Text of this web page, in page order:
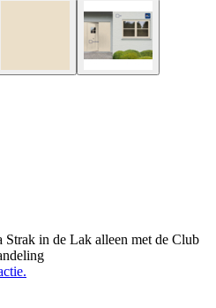
in de Lak alleen met de Club